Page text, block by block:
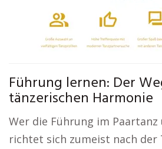
Führung lernen: Der
tänzerischen Harmonie
Wer die Führung im
richtet sich zumeist nach